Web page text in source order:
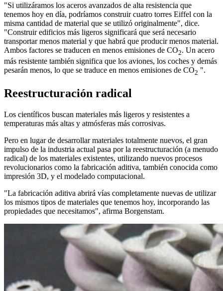
"Si utilizáramos los aceros avanzados de alta resistencia que
tenemos hoy en día, podríamos construir cuatro torres Eiffel con la
misma cantidad de material que se utilizó originalmente", dice.
"Construir edificios más ligeros significará que será necesario
transportar menos material y que habrá que producir menos material.
Ambos factores se traducen en menos emisiones de CO2. Un acero
más resistente también significa que los aviones, los coches y demás
pesarán menos, lo que se traduce en menos emisiones de CO2 ".
Reestructuración radical
Los científicos buscan materiales más ligeros y resistentes a
temperaturas más altas y atmósferas más corrosivas.
Pero en lugar de desarrollar materiales totalmente nuevos, el gran
impulso de la industria actual pasa por la reestructuración (a menudo
radical) de los materiales existentes, utilizando nuevos procesos
revolucionarios como la fabricación aditiva, también conocida como
impresión 3D, y el modelado computacional.
"La fabricación aditiva abrirá vías completamente nuevas de utilizar
los mismos tipos de materiales que tenemos hoy, incorporando las
propiedades que necesitamos", afirma Borgenstam.